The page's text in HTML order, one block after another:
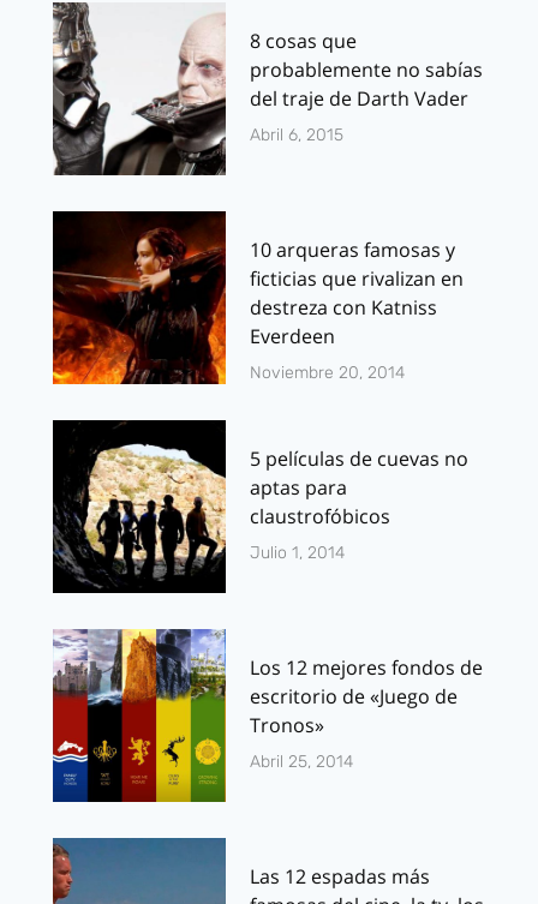
8 cosas que
probablemente no sabías
del traje de Darth Vader
Abril 6, 2015
10 arqueras famosas y
ficticias que rivalizan en
destreza con Katniss
Everdeen
Noviembre 20, 2014
5 películas de cuevas no
aptas para
claustrofóbicos
Julio 1, 2014
Los 12 mejores fondos de
escritorio de «Juego de
Tronos»
Abril 25, 2014
Las 12 espadas más